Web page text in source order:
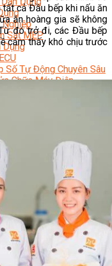
Nghiệp
Sát MEP
Dụng
Số Tự Động Chuyên Sâu
Chữa Máy Điện
Ngành Điện – Điện
Nghiệp
Nghiệp
Nghiệp
Vận Hành Hệ Thống
Security)
Hệ Thống Và An Ninh
Microsoft Azure
Dữ Liệu)
tất cả Đầu bếp khi nấu ăn
ăn hoàng gia sẽ không
đó trở đi, các Đầu bếp
cảm thấy khó chịu trước